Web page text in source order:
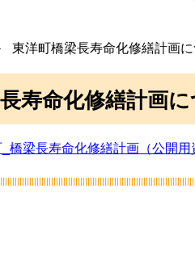
東洋町橋梁長寿命化修繕計画に
寿命化修繕計画
橋梁長寿命化修繕計画（公開用